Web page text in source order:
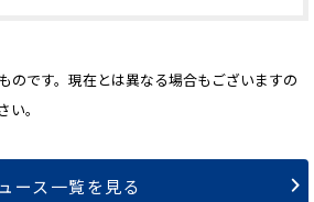
のです。現在とは異なる場合もございますの
。
ース一覧を見る